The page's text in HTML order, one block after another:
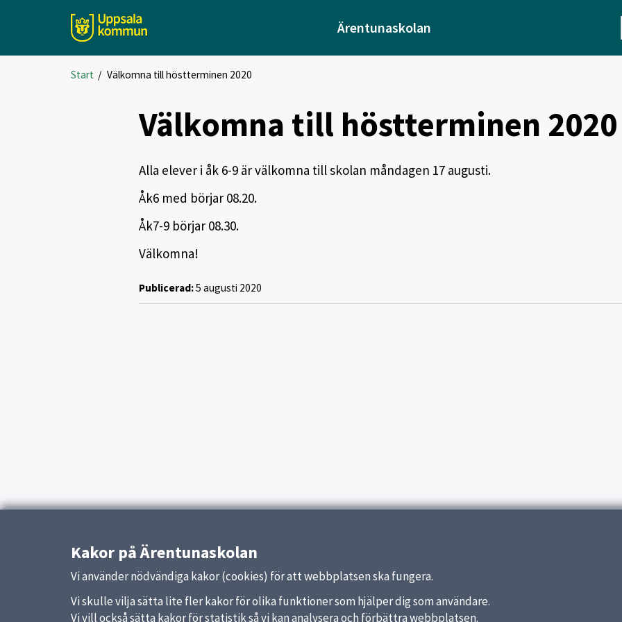
Ärentunaskolan
Start / Välkomna till höstterminen 2020
Välkomna till höstterminen 2020
Alla elever i åk 6-9 är välkomna till skolan måndagen 17 augusti.
Åk6 med börjar 08.20.
Åk7-9 börjar 08.30.
Välkomna!
Publicerad:5 augusti 2020
Kakor på Ärentunaskolan
Vi använder nödvändiga kakor (cookies) för att webbplatsen ska fungera.
Vi skulle vilja sätta lite fler kakor för olika funktioner som hjälper dig som användare.
Vi vill också sätta kakor för statistik så vi kan analysera och förbättra webbplatsen.